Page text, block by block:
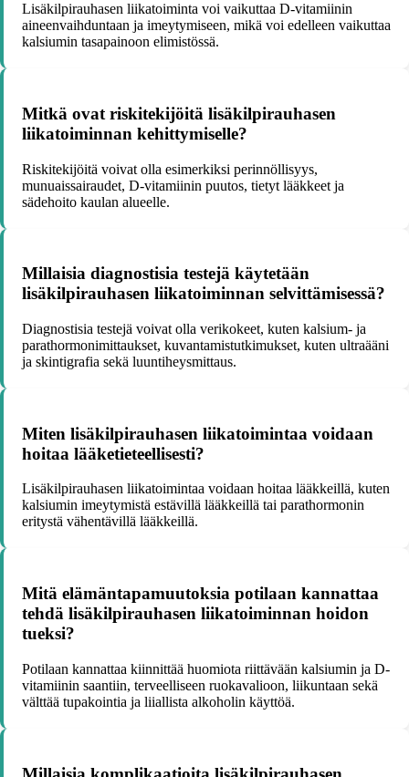
Lisäkilpirauhasen liikatoiminta voi vaikuttaa D-vitamiinin
aineenvaihduntaan ja imeytymiseen, mikä voi edelleen vaikuttaa
kalsiumin tasapainoon elimistössä.
Mitkä ovat riskitekijöitä lisäkilpirauhasen
liikatoiminnan kehittymiselle?
Riskitekijöitä voivat olla esimerkiksi perinnöllisyys,
munuaissairaudet, D-vitamiinin puutos, tietyt lääkkeet ja
sädehoito kaulan alueelle.
Millaisia diagnostisia testejä käytetään
lisäkilpirauhasen liikatoiminnan selvittämisessä?
Diagnostisia testejä voivat olla verikokeet, kuten kalsium- ja
parathormonimittaukset, kuvantamistutkimukset, kuten ultraääni
ja skintigrafia sekä luuntiheysmittaus.
Miten lisäkilpirauhasen liikatoimintaa voidaan
hoitaa lääketieteellisesti?
Lisäkilpirauhasen liikatoimintaa voidaan hoitaa lääkkeillä, kuten
kalsiumin imeytymistä estävillä lääkkeillä tai parathormonin
eritystä vähentävillä lääkkeillä.
Mitä elämäntapamuutoksia potilaan kannattaa
tehdä lisäkilpirauhasen liikatoiminnan hoidon
tueksi?
Potilaan kannattaa kiinnittää huomiota riittävään kalsiumin ja D-
vitamiinin saantiin, terveelliseen ruokavalioon, liikuntaan sekä
välttää tupakointia ja liiallista alkoholin käyttöä.